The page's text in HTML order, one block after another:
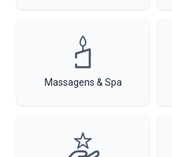
Massagens & Spa